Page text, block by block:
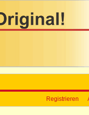
Registrieren